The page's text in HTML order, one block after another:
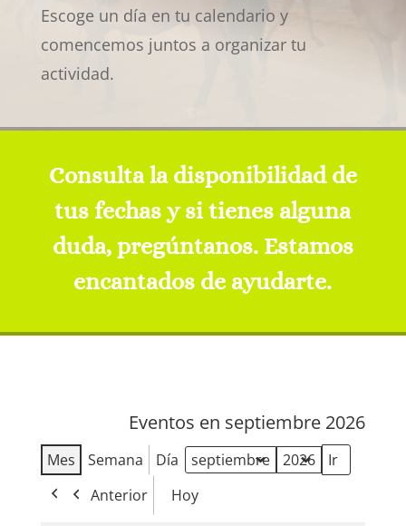
Escoge un día en tu calendario y
comencemos juntos a organizar tu
actividad.
Consulta la disponibilidad de
tus fechas y si tienes alguna
duda, pregúntanos. Estamos
encantados de ayudarte.
Eventos en septiembre 2026
Mes Semana Día Mes
Año
Anterior Hoy